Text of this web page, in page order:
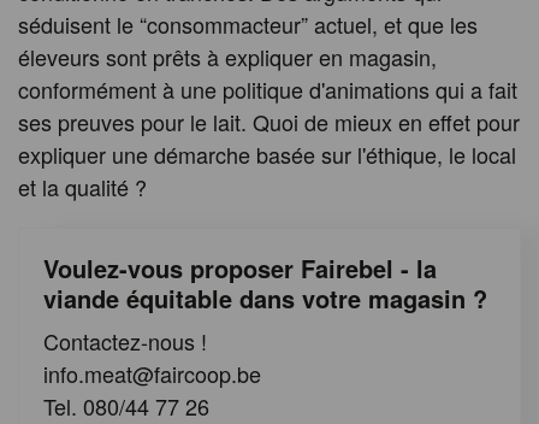
séduisent le “consommacteur” actuel, et que les
éleveurs sont prêts à expliquer en magasin,
conformément à une politique d'animations qui a fait
ses preuves pour le lait. Quoi de mieux en effet pour
expliquer une démarche basée sur l'éthique, le local
et la qualité ?
Voulez-vous proposer Fairebel - la
viande équitable dans votre magasin ?
Contactez-nous !
info.meat@faircoop.be
Tel. 080/44 77 26